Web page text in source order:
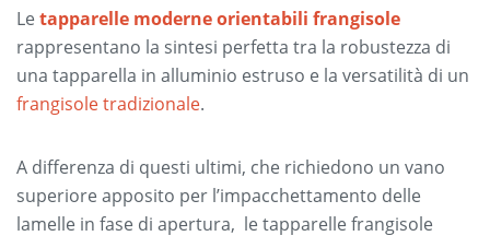
Le tapparelle moderne orientabili frangisole
rappresentano la sintesi perfetta tra la robustezza di
una tapparella in alluminio estruso e la versatilità di un
frangisole tradizionale.
A differenza di questi ultimi, che richiedono un vano
superiore apposito per l’impacchettamento delle
lamelle in fase di apertura, le tapparelle frangisole